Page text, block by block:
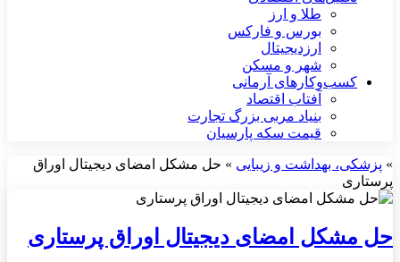
طلا و ارز
بورس و فارکس
ارزدیجیتال
شهر و مسکن
کسب‌وکارهای آرمانی
آفتاب اقتصاد
بنیاد مربی بزرگ تجارت
قیمت سکه پارسیان
» پزشکی، بهداشت و زیبایی » حل مشکل امضای دیجیتال اوراق
پرستاری
حل مشکل امضای دیجیتال اوراق پرستاری